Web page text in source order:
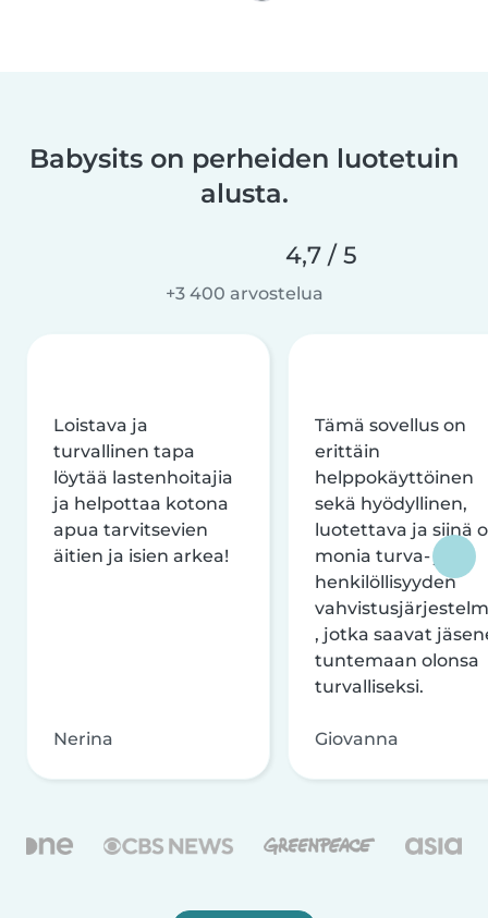
Babysits on perheiden luotetuin
alusta.
4,7 / 5
+3 400 arvostelua
Loistava ja
turvallinen tapa
löytää lastenhoitajia
ja helpottaa kotona
apua tarvitsevien
äitien ja isien arkea!
Nerina
Tämä sovellus on
erittäin
helppokäyttöinen
sekä hyödyllinen,
luotettava ja siinä
monia turva- ja
henkilöllisyyden
, jotka saavat
tuntemaan olonsa
turvalliseksi.
Giovanna